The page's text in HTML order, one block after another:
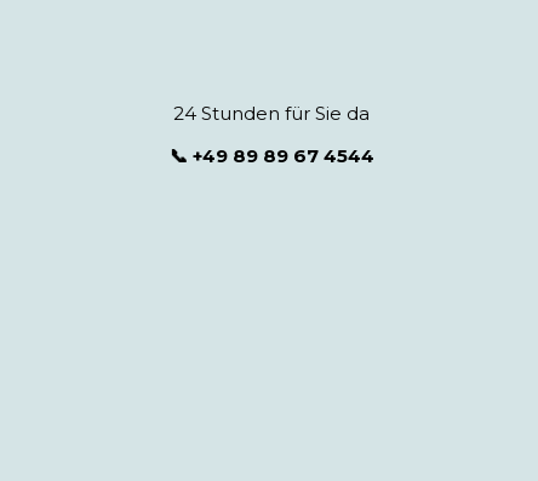
24 Stunden für Sie da
📞 +49 89 89 67 4544